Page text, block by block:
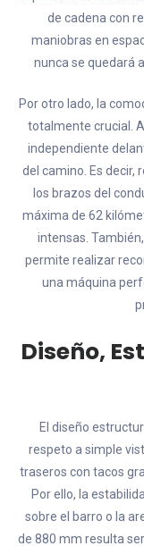
de cadena con
maniobras en
nunca se quedará
Por otro lado, la
totalmente crucial.
independiente
del camino. Es
los brazos del
máxima de 62
intensas.
permite realizar
una máquina
Diseño,
El diseño
respeto a simple
traseros con tacos
Por ello, la
sobre el barro o la
de 880 mm resulta